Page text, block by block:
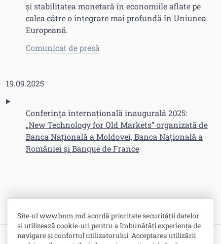
Site-ul www.bnm.md acordă prioritate securității datelor
și utilizează cookie-uri pentru a îmbunătăți experiența de
navigare și confortul utilizatorului. Acceptarea utilizării
și stabilitatea monetară în economiile aflate pe
calea către o integrare mai profundă în Uniunea
Europeană.
Comunicat de presă
19.09.2025
Conferința internațională inaugurală 2025:
„New Technology for Old Markets” organizată de
Banca Națională a Moldovei, Banca Națională a
României și Banque de France